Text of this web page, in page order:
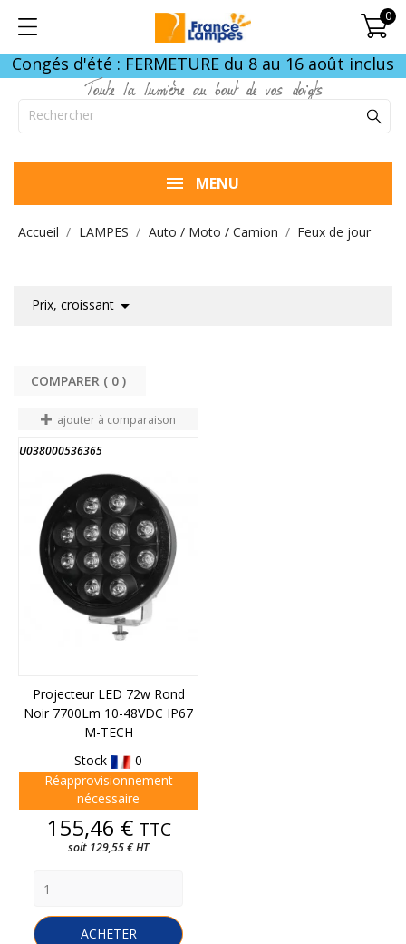
0
Congés d'été : FERMETURE du 8 au 16 août inclus
Toute la lumière au bout de vos doigts
MENU
Accueil LAMPES Auto / Moto / Camion Feux de jour
Prix, croissant 
COMPARER ( 0
ajouter à comparaison
U038000536365
Projecteur LED 72w Rond
Noir 7700Lm 10-48VDC IP67
M-TECH
Stock
0
Réapprovisionnement
nécessaire
Prix
155,46 € TTC
soit 129,55 € HT
ACHETER